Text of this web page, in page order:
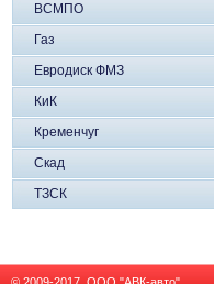
ВСМПО
Газ
Евродиск ФМЗ
КиК
Кременчуг
Скад
ТЗСК